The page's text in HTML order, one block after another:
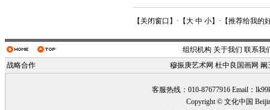
【 关闭窗口 】·【大 中 小】·【推荐给我的
组织机构 关于我们 联系我
战略合作
穆振庚艺术网 杜中良国画网 阚
客服热线：010-87677916 Email：
Copyright © 文化中国